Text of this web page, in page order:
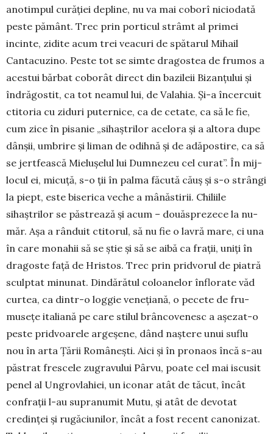
anotimpul curăției depline, nu va mai co­borî niciodată
peste pământ. Trec prin por­ticul strâmt al primei
incinte, zidite acum trei vea­curi de spătarul Mihail
Cantacuzino. Peste tot se simte dragostea de frumos a
acestui bărbat coborât direct din bazileii Bizanțului și
îndrăgostit, ca tot neamul lui, de Valahia. Și-a încercuit
ctitoria cu ziduri pu­ter­nice, ca de cetate, ca să le fie,
cum zice în pisanie „sihaştrilor acelora şi a altora dupe
dân­­şii, umbrire şi liman de odihnă şi de adăpostire, ca să
se jertfească Mielu­şelul lui Dumnezeu cel curat”. În mij­
locul ei, micuță, s-o ții în palma făcută căuș și s-o strângi
la piept, este biserica veche a mânăstirii. Chiliile
sihaștrilor se păstrea­ză și acum – două­sprezece la nu­
măr. Așa a rânduit ctito­rul, să nu fie o lavră mare, ci una
în care monahii să se știe și să se aibă ca frații, uniți în
dra­goste față de Hris­tos. Trec prin prid­vo­rul de piatră
sculp­tat mi­nunat. Din­dărătul coloa­ne­lor înflorate văd
curtea, ca din­tr-o loggie veneția­nă, o pecete de fru­
musețe italiană pe care stilul brâncove­nesc a așe­zat-o
peste prid­voa­rele argeșe­ne, dând naștere unui suflu
nou în arta Țării Românești. Aici și în pronaos încă s-au
păstrat frescele zugravului Pârvu, poate cel mai is­cusit
penel al Ungro­vla­hiei, un iconar atât de tăcut, încât
confrații l-au supranumit Mutu, și atât de devotat
credinței și rugă­ciunilor, încât a fost recent canonizat.